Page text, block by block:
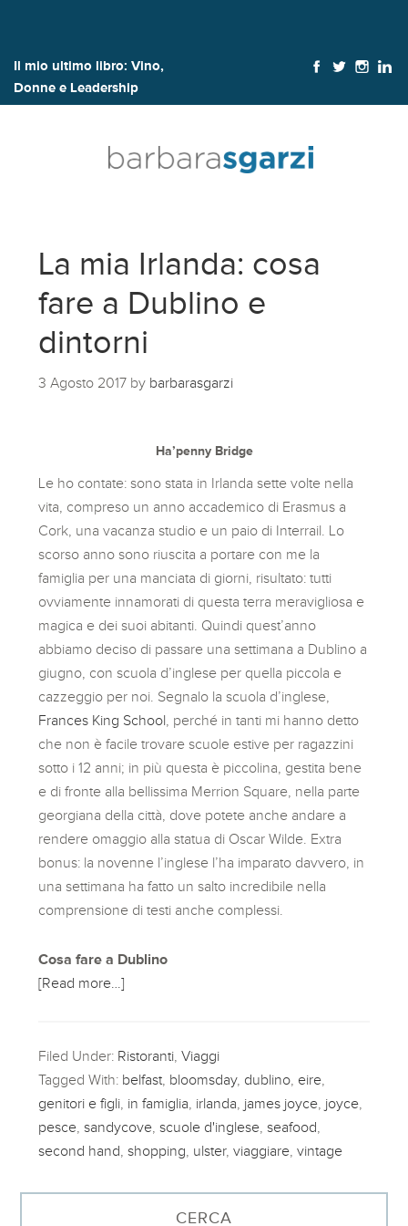
Il mio ultimo libro: Vino,
Donne e Leadership
La mia Irlanda: cosa
fare a Dublino e
dintorni
3 Agosto 2017 by barbarasgarzi
Ha’penny Bridge
Le ho contate: sono stata in Irlanda sette volte nella
vita, compreso un anno accademico di Erasmus a
Cork, una vacanza studio e un paio di Interrail. Lo
scorso anno sono riuscita a portare con me la
famiglia per una manciata di giorni, risultato: tutti
ovviamente innamorati di questa terra meravigliosa e
magica e dei suoi abitanti. Quindi quest’anno
abbiamo deciso di passare una settimana a Dublino a
giugno, con scuola d’inglese per quella piccola e
cazzeggio per noi. Segnalo la scuola d’inglese,
Frances King School , perché in tanti mi hanno detto
che non è facile trovare scuole estive per ragazzini
sotto i 12 anni; in più questa è piccolina, gestita bene
e di fronte alla bellissima Merrion Square, nella parte
georgiana della città, dove potete anche andare a
rendere omaggio alla statua di Oscar Wilde. Extra
bonus: la novenne l’inglese l’ha imparato davvero, in
una settimana ha fatto un salto incredibile nella
comprensione di testi anche complessi.
Cosa fare a Dublino
[Read more…]
Filed Under: Ristoranti ,Viaggi
Tagged With: belfast bloomsday, dublino eire
genitori e figli in famiglia irlanda james joyce joyce
pesce ,sandycove ,scuole d'inglese ,seafood
second hand ,shopping ulster,viaggiare ,vintage
CERCA